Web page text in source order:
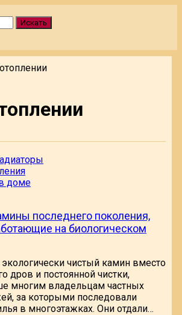
Искать
доме
последнего поколения,
на биологическом
чистый камин вместо
дров и постоянной чистки,
многим владельцам частных
за которыми последовали
в многоэтажках. Они отдали…